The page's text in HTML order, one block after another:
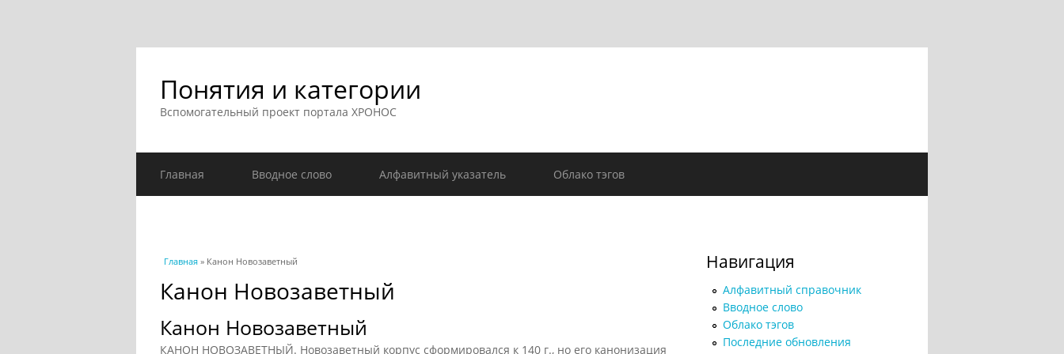
Понятия и категории
Вспомогательный проект портала ХРОНОС
Главная Вводное слово Алфавитный указатель Облако тэгов
Вы здесь
Главная » Канон Новозаветный
Канон Новозаветный
Канон Новозаветный
КАНОН НОВОЗАВЕТНЫЙ. Новозаветный корпус сформировался к 140 г., но его канонизация
Навигация
Алфавитный справочник
Вводное слово
Облако тэгов
Последние обновления